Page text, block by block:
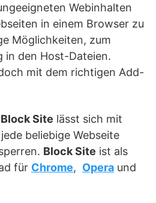
Webinhalten
in einem Browser zu
Möglichkeiten, zum
in den Host-Dateien.
mit dem richtigen Add-
Block Site lässt sich mit
beliebige Webseite
Block Site ist als
für Chrome, Opera und